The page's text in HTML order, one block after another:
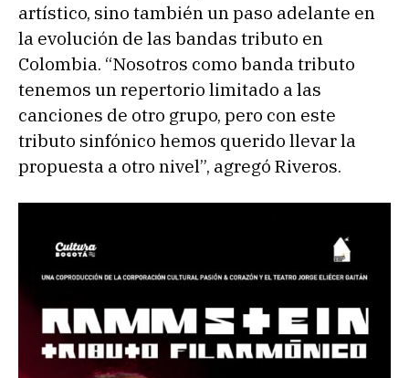
artístico, sino también un paso adelante en
la evolución de las bandas tributo en
Colombia. “Nosotros como banda tributo
tenemos un repertorio limitado a las
canciones de otro grupo, pero con este
tributo sinfónico hemos querido llevar la
propuesta a otro nivel”, agregó Riveros.